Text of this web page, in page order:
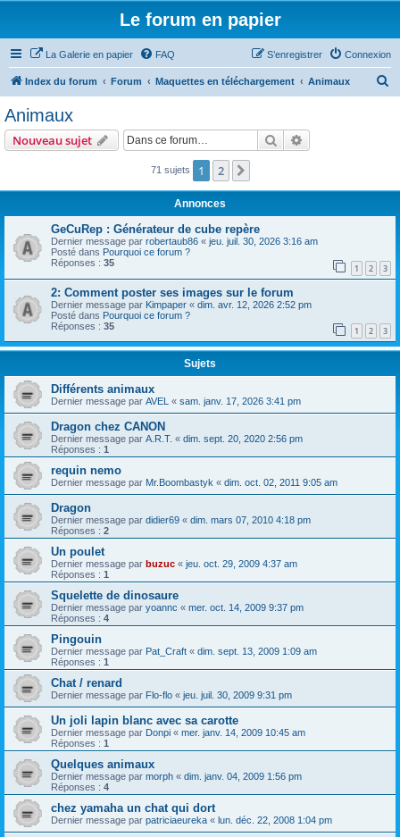
Le forum en papier
La Galerie en papier FAQ Connexion
S’enregistrer
Index du forum Forum Maquettes en téléchargement Animaux
r
Animaux
Nouveau sujet Rechercher
71 sujets 1 2
Annonces
GeCuRep : Générateur de cube repère
Dernier message par robertaub86 « jeu. juil. 30, 2026 3:16 am
Posté dans Pourquoi ce forum ?
Réponses : 35 1 2 3
2: Comment poster ses images sur le forum
Dernier message par Kimpaper « dim. avr. 12, 2026 2:52 pm
Posté dans Pourquoi ce forum ?
Réponses : 35 1 2 3
Sujets
Différents animaux
Dernier message par AVEL « sam. janv. 17, 2026 3:41 pm
Dragon chez CANON
Dernier message par A.R.T. « dim. sept. 20, 2020 2:56 pm
Réponses : 1
requin nemo
Dernier message par Mr.Boombastyk « dim. oct. 02, 2011 9:05 am
Dragon
Dernier message par didier69 « dim. mars 07, 2010 4:18 pm
Réponses : 2
Un poulet
Dernier message par buzuc « jeu. oct. 29, 2009 4:37 am
Réponses : 1
Squelette de dinosaure
Dernier message par yoannc « mer. oct. 14, 2009 9:37 pm
Réponses : 4
Pingouin
Dernier message par Pat_Craft « dim. sept. 13, 2009 1:09 am
Réponses : 1
Chat / renard
Dernier message par Flo-flo « jeu. juil. 30, 2009 9:31 pm
Un joli lapin blanc avec sa carotte
Dernier message par Donpi « mer. janv. 14, 2009 10:45 am
Réponses : 1
Quelques animaux
Dernier message par morph « dim. janv. 04, 2009 1:56 pm
Réponses : 4
chez yamaha un chat qui dort
Dernier message par patriciaeureka « lun. déc. 22, 2008 1:04 pm